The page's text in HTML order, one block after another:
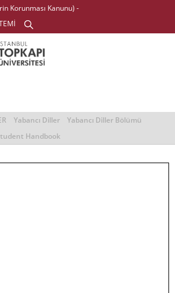
Korunması Kanunu) -
Yabancı Diller
Yabancı Diller Bölümü
Handbook